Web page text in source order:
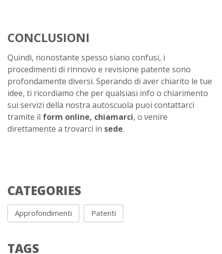
CONCLUSIONI
Quindi, nonostante spesso siano confusi, i
procedimenti di rinnovo e revisione patente sono
profondamente diversi. Sperando di aver chiarito le tue
idee, ti ricordiamo che per qualsiasi info o chiarimento
sui servizi della nostra autoscuola puoi contattarci
tramite il form online, chiamarci, o venire
direttamente a trovarci in sede.
CATEGORIES
Approfondimenti Patenti
TAGS